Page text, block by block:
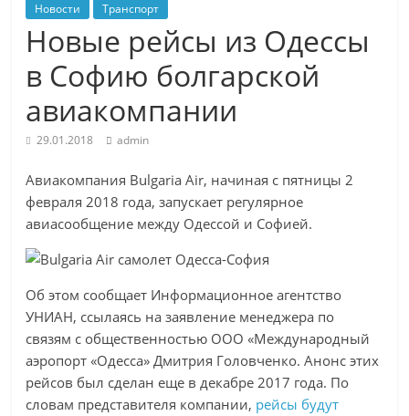
Новости Транспорт
Новые рейсы из Одессы
в Софию болгарской
авиакомпании
29.01.2018 admin
Авиакомпания Bulgaria Air, начиная с пятницы 2
февраля 2018 года, запускает регулярное
авиасообщение между Одессой и Софией.
Об этом сообщает Информационное агентство
УНИАН, ссылаясь на заявление менеджера по
связям с общественностью ООО «Международный
аэропорт «Одесса» Дмитрия Головченко. Анонс этих
рейсов был сделан еще в декабре 2017 года. По
словам представителя компании, рейсы будут